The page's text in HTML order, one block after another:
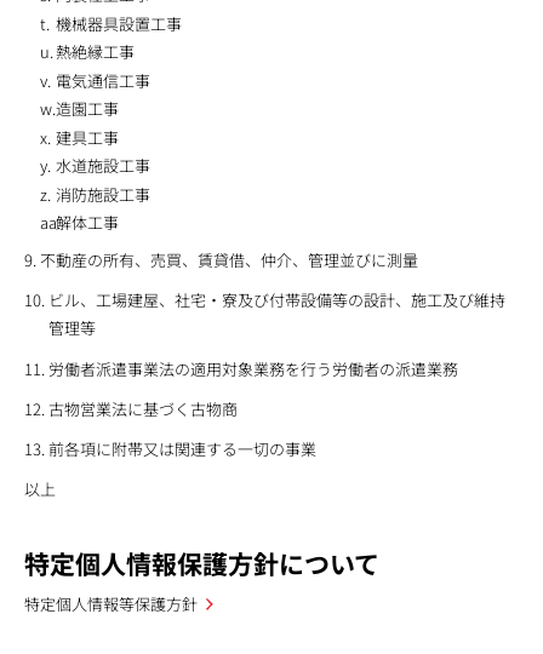
機械器具設置工事
熱絶縁工事
電気通信工事
造園工事
建具工事
水道施設工事
消防施設工事
解体工事
不動産の所有、売買、賃貸借、仲介、管理並びに測量
ビル、工場建屋、社宅・寮及び付帯設備等の設計、施工及び維持
管理等
労働者派遣事業法の適用対象業務を行う労働者の派遣業務
古物営業法に基づく古物商
前各項に附帯又は関連する一切の事業
以上
特定個人情報保護方針について
特定個人情報等保護方針